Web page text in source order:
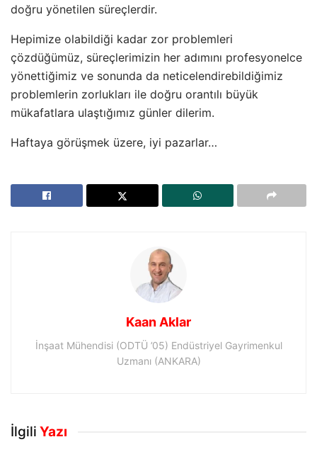
doğru yönetilen süreçlerdir.
Hepimize olabildiği kadar zor problemleri
çözdüğümüz, süreçlerimizin her adımını profesyonelce
yönettiğimiz ve sonunda da neticelendirebildiğimiz
problemlerin zorlukları ile doğru orantılı büyük
mükafatlara ulaştığımız günler dilerim.
Haftaya görüşmek üzere, iyi pazarlar…
Kaan Aklar
İnşaat Mühendisi (ODTÜ ’05) Endüstriyel Gayrimenkul
Uzmanı (ANKARA)
İlgili Yazı